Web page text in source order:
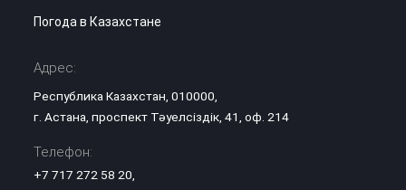
Погода в Казахстане
Адрес:
Республика Казахстан, 010000,
г. Астана, проспект Тәуелсіздік, 41, оф. 214
Телефон:
+7 717 272 58 20